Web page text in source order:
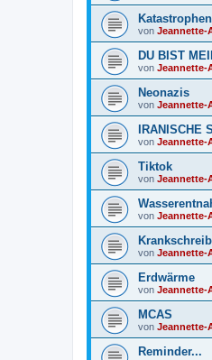
von Jeannette-
DU BIST
von Jeannette-
Neonazis
von Jeannette-
IRANISCHE
von Jeannette-
Tiktok
von Jeannette-
von Jeannette-
von Jeannette-
Erdwärme
von Jeannette-
MCAS
von Jeannette-
Reminder...